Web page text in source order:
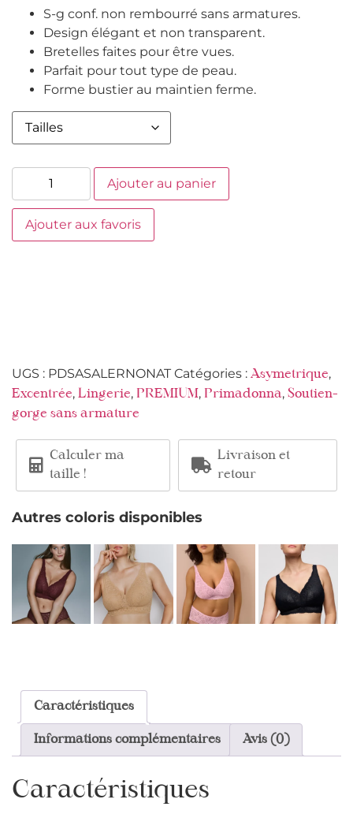
S-g conf. non rembourré sans armatures.
Design élégant et non transparent.
Bretelles faites pour être vues.
Parfait pour tout type de peau.
Forme bustier au maintien ferme.
Ajouter au panier
Ajouter aux favoris
UGS : PDSASALERNONAT Catégories : Asymetrique,
Excentrée, Lingerie, PREMIUM, Primadonna, Soutien-
gorge sans armature
Calculer ma
taille !
Livraison et
retour
Autres coloris disponibles
Caractéristiques
Informations complémentaires Avis (0)
Caractéristiques